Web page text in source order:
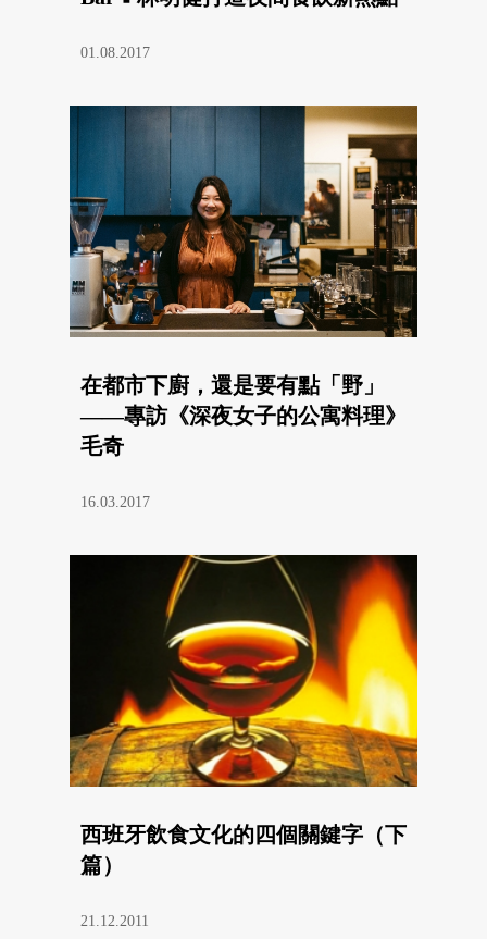
01.08.2017
在都市下廚，還是要有點「野」
——專訪《深夜女子的公寓料理》
毛奇
16.03.2017
西班牙飲食文化的四個關鍵字（下
篇）
21.12.2011